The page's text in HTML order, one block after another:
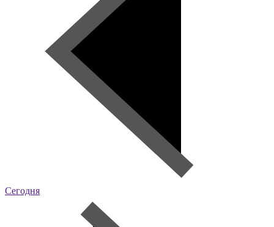
Сегодня